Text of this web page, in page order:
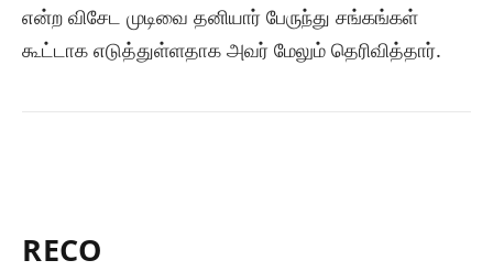
என்ற விசேட முடிவை தனியார் பேருந்து சங்கங்கள்
கூட்டாக எடுத்துள்ளதாக அவர் மேலும் தெரிவித்தார்.
RECO